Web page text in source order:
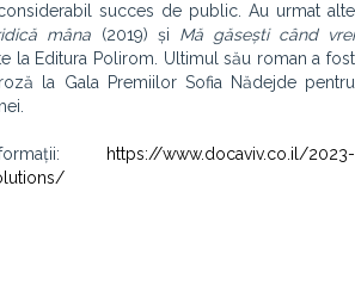
succes de public. Au urmat alte
mâna (2019) și Mă găsești când vrei
la Editura Polirom. Ultimul său roman a fost
la Gala Premiilor Sofia Nădejde pentru
https://www.docaviv.co.il/2023-